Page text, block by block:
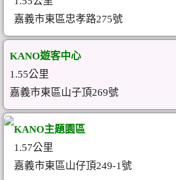
嘉義市東區忠孝路275號
KANO遊客中心
1.55公里
嘉義市東區山子頂269號
KANO主題園區
1.57公里
嘉義市東區山仔頂249-1號